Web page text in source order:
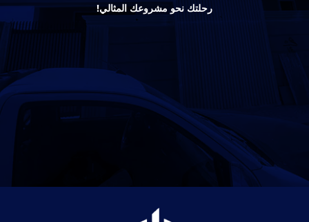
رحلتك نحو مشروعك المثالي!